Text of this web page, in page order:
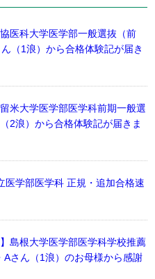
医科大学医学部一般選抜（前
（1浪）から合格体験記が届き
米大学医学部医学科前期一般選
2浪）から合格体験記が届きま
学部医学科 正規・追加合格速
島根大学医学部医学科学校推薦
さん（1浪）のお母様から感謝